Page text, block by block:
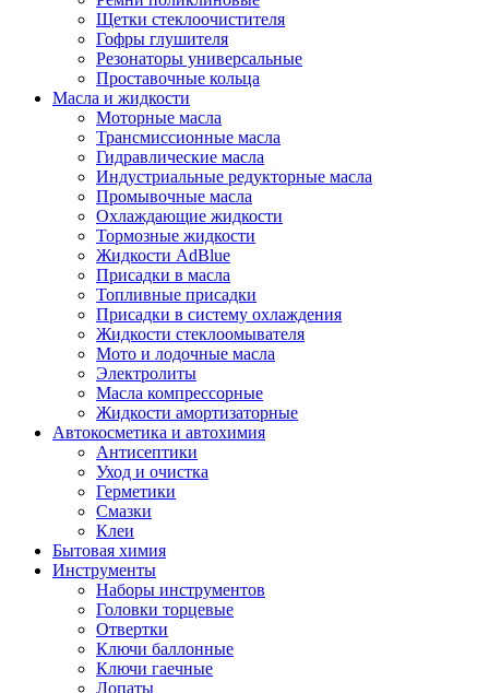
Щетки стеклоочистителя
Гофры глушителя
Резонаторы универсальные
Проставочные кольца
Масла и жидкости
Моторные масла
Трансмиссионные масла
Гидравлические масла
Индустриальные редукторные масла
Промывочные масла
Охлаждающие жидкости
Тормозные жидкости
Жидкости AdBlue
Присадки в масла
Топливные присадки
Присадки в систему охлаждения
Жидкости стеклоомывателя
Мото и лодочные масла
Электролиты
Масла компрессорные
Жидкости амортизаторные
Автокосметика и автохимия
Антисептики
Уход и очистка
Герметики
Смазки
Клеи
Бытовая химия
Инструменты
Наборы инструментов
Головки торцевые
Отвертки
Ключи баллонные
Ключи гаечные
Лопаты